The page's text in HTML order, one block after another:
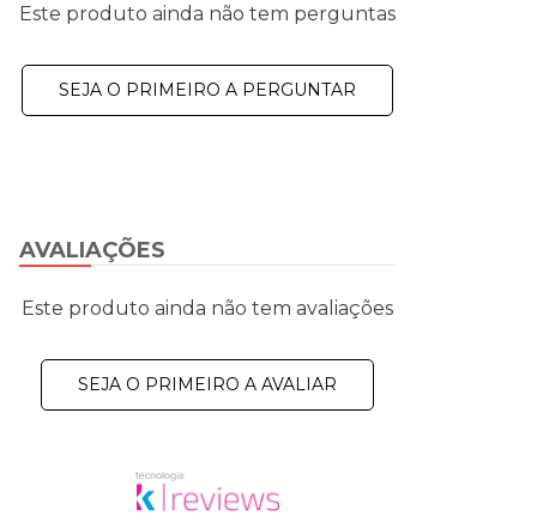
AVALIAÇÕES
Este produto ainda não tem avaliações
SEJA O PRIMEIRO A AVALIAR
Este produto ainda não tem perguntas
SEJA O PRIMEIRO A PERGUNTAR